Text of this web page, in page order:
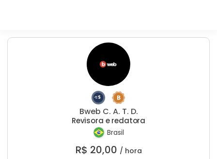
Bweb C. A. T. D.
Revisora e redatora
Brasil
R$ 20,00 / hora